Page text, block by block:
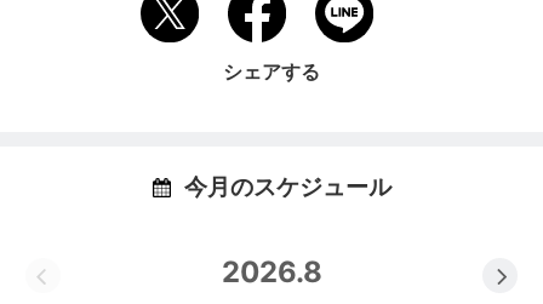
本当に人間が健康で、幸せでいるためには「身体・
心・精神（魂）」全てが整っている必要があると考
シェアする
今月のスケジュール
2026.8